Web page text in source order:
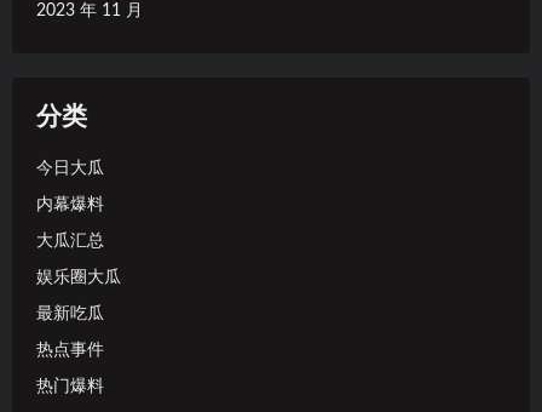
2023 年 11 月
分类
今日大瓜
内幕爆料
大瓜汇总
娱乐圈大瓜
最新吃瓜
热点事件
热门爆料